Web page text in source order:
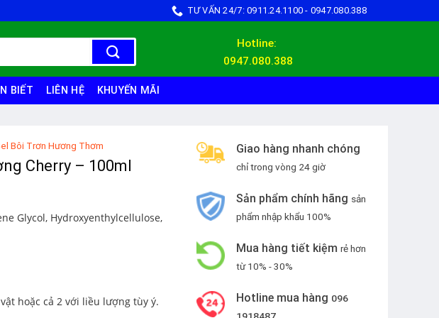
TƯ VẤN 24/7: 0911.24.1100 - 0947.080.388
Hotline:
0947.080.388
BIẾT LIÊN HỆ KHUYẾN MÃI
Giao hàng nhanh chóng
chỉ trong vòng 24 giờ
Sản phẩm chính hãng sản
phẩm nhập khẩu 100%
Mua hàng tiết kiệm rẻ hơn
từ 10% - 30%
Hotline mua hàng 096
Bôi Trơn Hương Thơm
Cherry – 100ml
Glycol, Hydroxyenthylcellulose,
hoặc cả 2 với liều lượng tùy ý.